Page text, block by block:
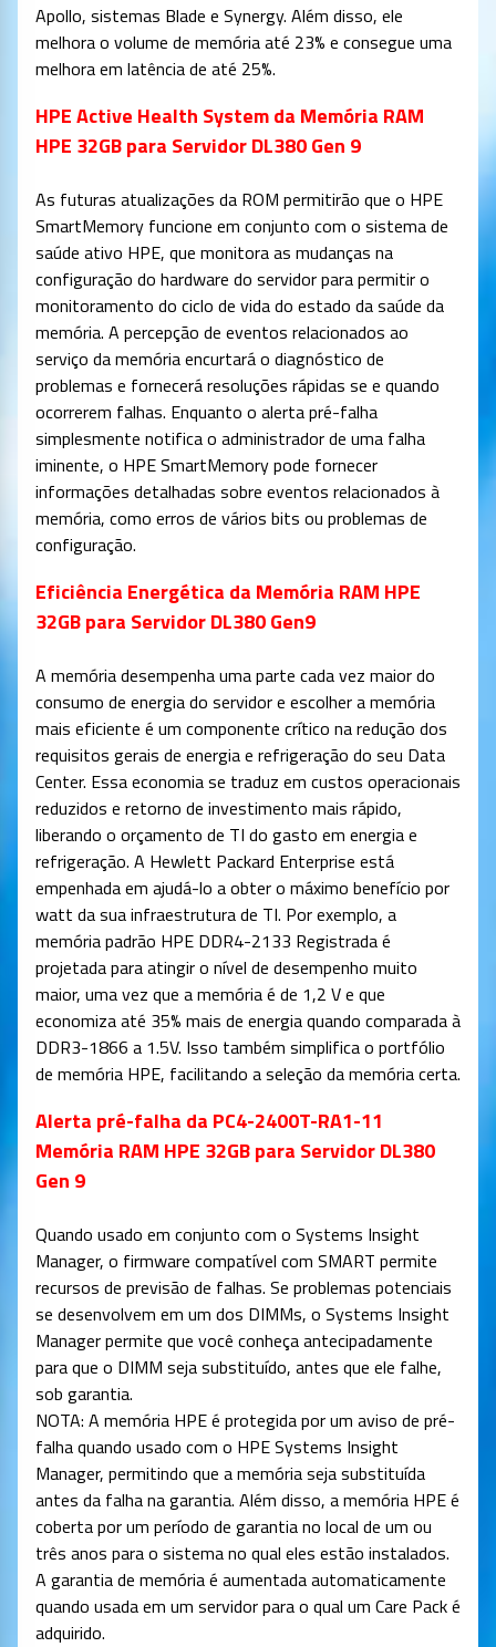
Apollo, sistemas Blade e Synergy. Além disso, ele
melhora o volume de memória até 23% e consegue uma
melhora em latência de até 25%.
HPE Active Health System da Memória RAM
HPE 32GB para Servidor DL380 Gen 9
As futuras atualizações da ROM permitirão que o HPE
SmartMemory funcione em conjunto com o sistema de
saúde ativo HPE, que monitora as mudanças na
configuração do hardware do servidor para permitir o
monitoramento do ciclo de vida do estado da saúde da
memória. A percepção de eventos relacionados ao
serviço da memória encurtará o diagnóstico de
problemas e fornecerá resoluções rápidas se e quando
ocorrerem falhas. Enquanto o alerta pré-falha
simplesmente notifica o administrador de uma falha
iminente, o HPE SmartMemory pode fornecer
informações detalhadas sobre eventos relacionados à
memória, como erros de vários bits ou problemas de
configuração.
Eficiência Energética da Memória RAM HPE
32GB para Servidor DL380 Gen9
A memória desempenha uma parte cada vez maior do
consumo de energia do servidor e escolher a memória
mais eficiente é um componente crítico na redução dos
requisitos gerais de energia e refrigeração do seu Data
Center. Essa economia se traduz em custos operacionais
reduzidos e retorno de investimento mais rápido,
liberando o orçamento de TI do gasto em energia e
refrigeração. A Hewlett Packard Enterprise está
empenhada em ajudá-lo a obter o máximo benefício por
watt da sua infraestrutura de TI. Por exemplo, a
memória padrão HPE DDR4-2133 Registrada é
projetada para atingir o nível de desempenho muito
maior, uma vez que a memória é de 1,2 V e que
economiza até 35% mais de energia quando comparada à
DDR3-1866 a 1.5V. Isso também simplifica o portfólio
de memória HPE, facilitando a seleção da memória certa.
Alerta pré-falha da PC4-2400T-RA1-11
Memória RAM HPE 32GB para Servidor DL380
Gen 9
Quando usado em conjunto com o Systems Insight
Manager, o firmware compatível com SMART permite
recursos de previsão de falhas. Se problemas potenciais
se desenvolvem em um dos DIMMs, o Systems Insight
Manager permite que você conheça antecipadamente
para que o DIMM seja substituído, antes que ele falhe,
sob garantia.
NOTA: A memória HPE é protegida por um aviso de pré-
falha quando usado com o HPE Systems Insight
Manager, permitindo que a memória seja substituída
antes da falha na garantia. Além disso, a memória HPE é
coberta por um período de garantia no local de um ou
três anos para o sistema no qual eles estão instalados.
A garantia de memória é aumentada automaticamente
quando usada em um servidor para o qual um Care Pack é
adquirido.